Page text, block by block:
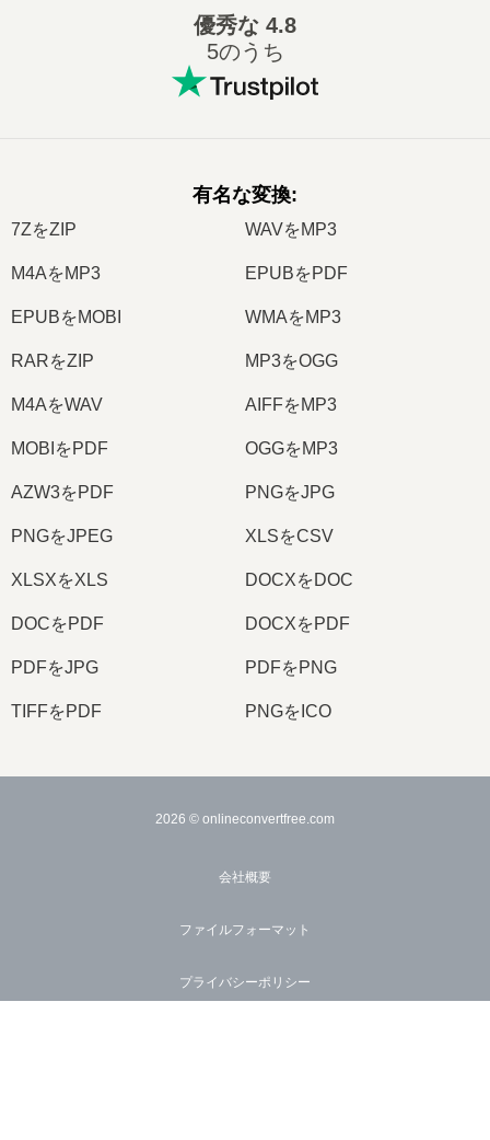
優秀な 4.8
5のうち
有名な変換:
7ZをZIP WAVをMP3
M4AをMP3 EPUBをPDF
EPUBをMOBI WMAをMP3
RARをZIP MP3をOGG
M4AをWAV AIFFをMP3
MOBIをPDF OGGをMP3
AZW3をPDF PNGをJPG
PNGをJPEG XLSをCSV
XLSXをXLS DOCXをDOC
DOCをPDF DOCXをPDF
PDFをJPG PDFをPNG
TIFFをPDF PNGをICO
2026 © onlineconvertfree.com
会社概要
ファイルフォーマット
プライバシーポリシー